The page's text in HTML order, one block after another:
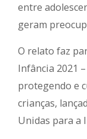
entre
geram
O relato faz
Infância 2021
protegendo e
crianças,
Unidas para a